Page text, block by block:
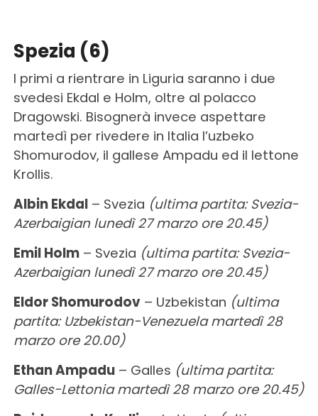
Spezia (6)
I primi a rientrare in Liguria saranno i due
svedesi Ekdal e Holm, oltre al polacco
Dragowski. Bisognerà invece aspettare
martedì per rivedere in Italia l’uzbeko
Shomurodov, il gallese Ampadu ed il lettone
Krollis.
Albin Ekdal– Svezia (ultima partita: Svezia-
Azerbaigian lunedì 27 marzo ore 20.45)
Emil Holm– Svezia (ultima partita: Svezia-
Azerbaigian lunedì 27 marzo ore 20.45)
Eldor Shomurodov– Uzbekistan (ultima
partita: Uzbekistan-Venezuela martedì 28
marzo ore 20.00)
Ethan Ampadu– Galles (ultima partita:
Galles-Lettonia martedì 28 marzo ore 20.45)